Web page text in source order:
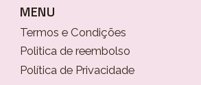
MENU
Termos e Condições
Politica de reembolso
Política de Privacidade